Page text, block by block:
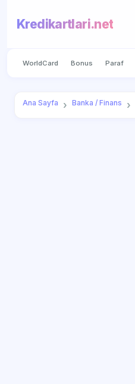
Kredikartlari.net
WorldCard Bonus Paraf
Ana Sayfa Banka / Finans